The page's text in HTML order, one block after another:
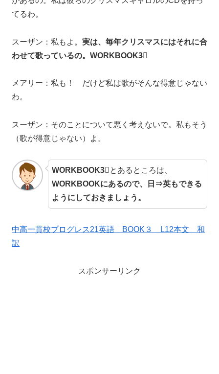
てるわ。
スーザン：私もよ。 実は、毎年クリスマスにはそれに合
わせて歌っているの。WORKBOOK3⃣
メアリー：私も！ だけど私は歌がそんな得意じゃない
わ。
スーザン：そのことについて悪く考えないで。私もそう
（歌が得意じゃない）よ。
WORKBOOK3⃣ とあるところは、
WORKBOOKにあるので、日⇒英もできる
ようにしておきましょう。
中高一貫校プログレス21英語 BOOK３ L12本文 和
訳
スポンサーリンク